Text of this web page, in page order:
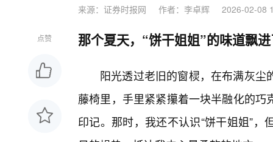
来源：证券时报网 作者：李卓辉 2026-02-08
点赞 那个夏天，“饼干姐姐”的味道飘
阳光透过老旧的窗棂，在布满灰
藤椅里，手里紧紧攥着一块半融化的
印记。那时，我还不认识“饼干姐姐”